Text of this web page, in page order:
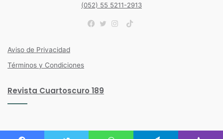
(052) 55 5211-2913
TikTok
Aviso de Privacidad
Términos y Condiciones
Revista Cuartoscuro 189